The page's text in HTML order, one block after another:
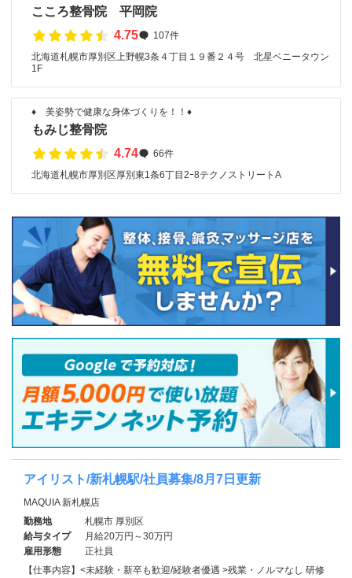
こころ整骨院 平岡院
4.75
107件
北海道札幌市厚別区上野幌3条４丁目１９番２４号 北星ベニータウン
1F
♦ 美姿勢で健康な身体づくりを！！♦
もみじ整骨院
4.74
66件
北海道札幌市厚別区厚別東1条6丁目2ｰ8テクノストリートA
アイリスト/新札幌駅/社員募集/8月7日更新
MAQUIA 新札幌店
勤務地
札幌市 厚別区
給与タイプ
月給20万円～30万円
雇用形態
正社員
【仕事内容】<未経験・新卒も歓迎/経験者優遇 >残業・ノルマなし 研修